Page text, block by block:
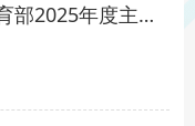
年度主题案例立项